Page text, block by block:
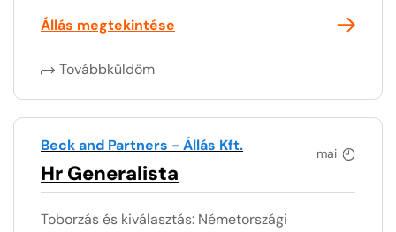
Állás megtekintése
Továbbküldöm
mai
Beck and Partners - Állás Kft.
Hr Generalista
Toborzás és kiválasztás: Németországi